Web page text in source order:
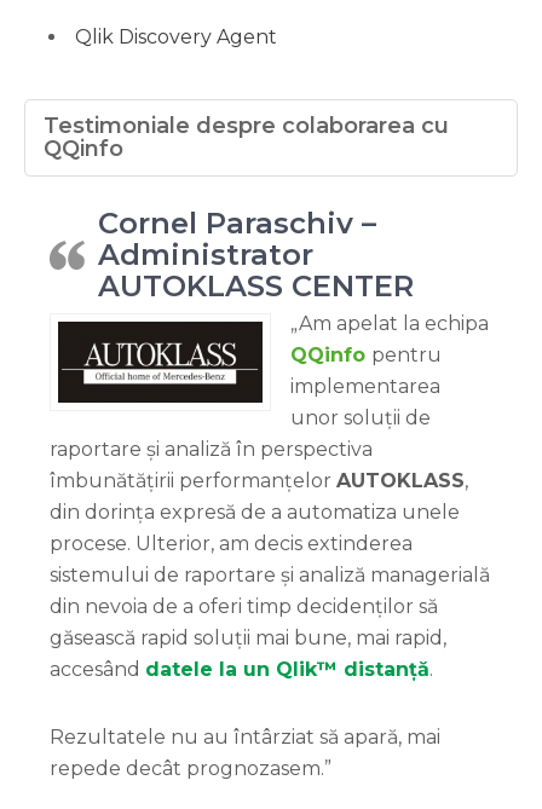
Qlik Discovery Agent
Testimoniale despre colaborarea cu
QQinfo
Cornel Paraschiv –
Administrator
AUTOKLASS CENTER
„Am apelat la echipa
QQinfo pentru
implementarea
unor soluții de
raportare și analiză în perspectiva
îmbunătățirii performanțelor AUTOKLASS,
din dorința expresă de a automatiza unele
procese. Ulterior, am decis extinderea
sistemului de raportare și analiză managerială
din nevoia de a oferi timp decidenților să
găsească rapid soluții mai bune, mai rapid,
accesând datele la un Qlik™ distanță.
Rezultatele nu au întârziat să apară, mai
repede decât prognozasem.”